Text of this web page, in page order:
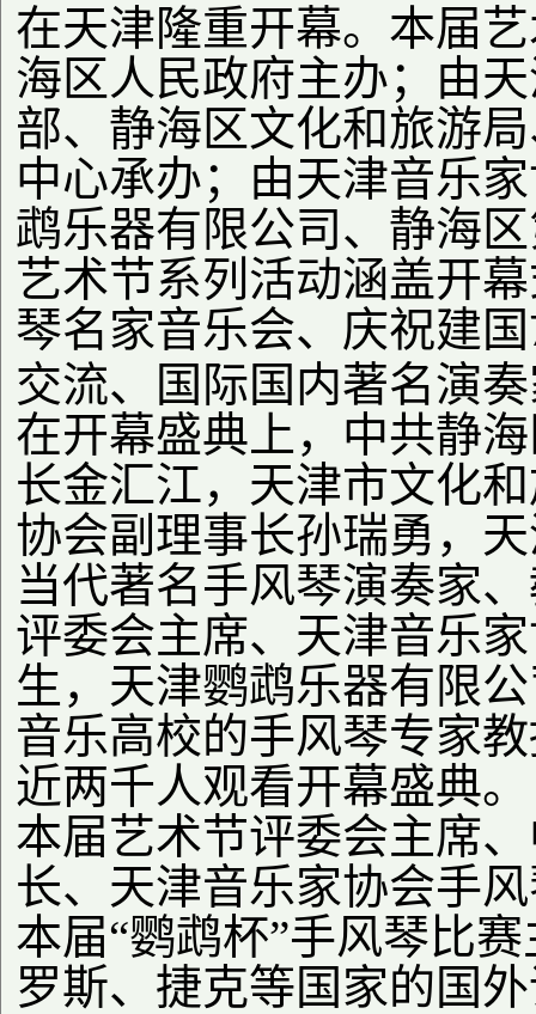
在天津隆重开幕。本届
海区人民政府主办；由
部、静海区文化和旅游
中心承办；由天津音乐
鹉乐器有限公司、静海
艺术节系列活动涵盖开
琴名家音乐会、庆祝建国
交流、国际国内著名演
在开幕盛典上，中共静
长金汇江，天津市文化
协会副理事长孙瑞勇，
当代著名手风琴演奏家
评委会主席、天津音乐
生，天津鹦鹉乐器有限
音乐高校的手风琴专家
近两千人观看开幕盛典。
本届艺术节评委会主席
长、天津音乐家协会手
本届“鹦鹉杯”手风琴比
罗斯、捷克等国家的国